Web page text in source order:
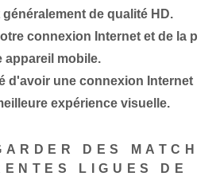
de qualité HD.
connexion Internet et de la p
appareil mobile.
d'avoir une connexion Internet
expérience visuelle.
DES MATCH
LIGUES DE